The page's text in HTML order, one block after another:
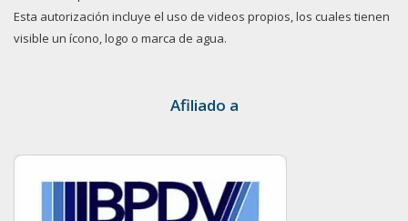
Esta autorización incluye el uso de videos propios, los cuales tienen
visible un ícono, logo o marca de agua.
Afiliado a